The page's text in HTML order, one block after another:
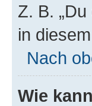
Z. B.
in
Nach
Wie